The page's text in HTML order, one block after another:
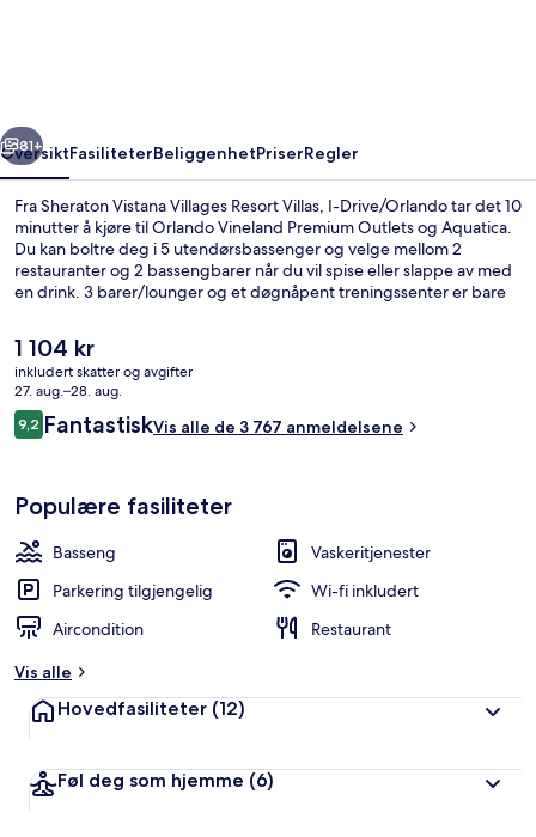
Drive/Orlando
Neste
81+
OversiktFasiliteterBeliggenhetPriserRegler
Fra Sheraton Vistana Villages Resort Villas, I-Drive/Orlando tar det 10
minutter å kjøre til Orlando Vineland Premium Outlets og Aquatica.
Du kan boltre deg i 5 utendørsbassenger og velge mellom 2
restauranter og 2 bassengbarer når du vil spise eller slappe av med
en drink. 3 barer/lounger og et døgnåpent treningssenter er bare
fasiliteter som senger med overmadrass og sengetøy i egyptisk
bomull. Bassenget og den vennlige betjeningen får mye skryt fra
andre reisende.
Den
nåværende
prisen
er
1 104 kr
1 104 kr
inkludert skatter og avgifter
27. aug.–28. aug.
Anmeldelser
9,29,2 av 10 –
FantastiskVis alle de 3 767 anmeldelsene
Populære fasiliteter
Basseng
Vaskeritjenester
Parkering tilgjengelig
Wi-fi inkludert
Aircondition
Restaurant
Vis alle
Hovedfasiliteter (12)
Føl deg som hjemme (6)